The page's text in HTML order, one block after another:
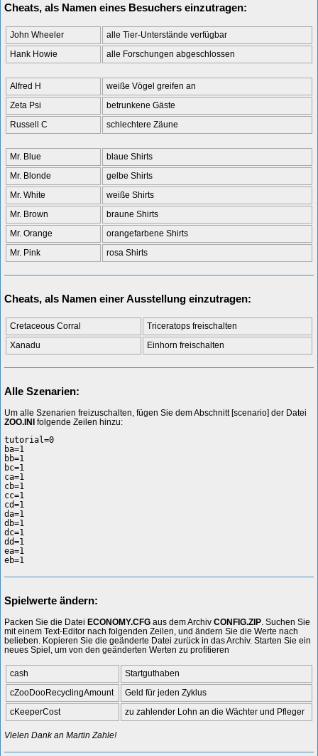
Cheats, als Namen eines Besuchers einzutragen:
John Wheeler
alle Tier-Unterstände verfügbar
Hank Howie
alle Forschungen abgeschlossen
Alfred H
weiße Vögel greifen an
Zeta Psi
betrunkene Gäste
Russell C
schlechtere Zäune
Mr. Blue
blaue Shirts
Mr. Blonde
gelbe Shirts
Mr. White
weiße Shirts
Mr. Brown
braune Shirts
Mr. Orange
orangefarbene Shirts
Mr. Pink
rosa Shirts
Cheats, als Namen einer Ausstellung einzutragen:
Cretaceous Corral
Triceratops freischalten
Xanadu
Einhorn freischalten
Alle Szenarien:
Um alle Szenarien freizuschalten, fügen Sie dem Abschnitt [scenario] der Datei
ZOO.INI folgende Zeilen hinzu:
tutorial=0
ba=1
bb=1
bc=1
ca=1
cb=1
cc=1
cd=1
da=1
db=1
dc=1
dd=1
ea=1
Spielwerte ändern:
Packen Sie die Datei ECONOMY.CFG aus dem Archiv CONFIG.ZIP. Suchen Sie
mit einem Text-Editor nach folgenden Zeilen, und ändern Sie die Werte nach
belieben. Kopieren Sie die geänderte Datei zurück in das Archiv. Starten Sie ein
neues Spiel, um von den geänderten Werten zu profitieren
cash
Startguthaben
cZooDooRecyclingAmount
Geld für jeden Zyklus
cKeeperCost
zu zahlender Lohn an die Wächter und Pfleger
Vielen Dank an Martin Zahle!